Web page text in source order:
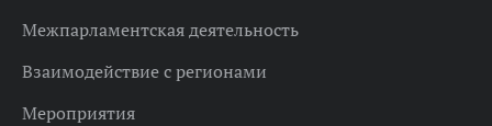
Межпарламентская деятельность
Взаимодействие с регионами
Мероприятия